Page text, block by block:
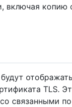
включая копию
TLS.
связанными